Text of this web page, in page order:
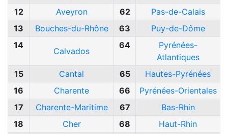
12
Aveyron 62
Pas-de-Calais
13
Bouches-du-Rhône 63
Puy-de-Dôme
14
Calvados
64
Pyrénées-
Atlantiques
15
Cantal 65
Hautes-Pyrénées
16
Charente 66
Pyrénées-Orientales
17
Charente-Maritime 67
Bas-Rhin
18
Cher 68 Haut-Rhin